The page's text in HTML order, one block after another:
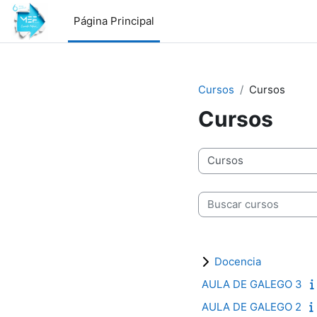
Salta al contenido principal
Página Principal
Cursos Cursos
Cursos
Categorías
Buscar cursos
Docencia
AULA DE GALEGO 3
AULA DE GALEGO 2